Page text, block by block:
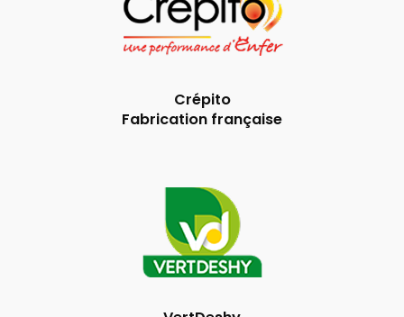
Crépito
Fabrication française